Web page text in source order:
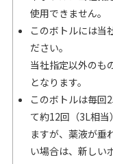
使用できません。
このボトルには当
ださい。
当社指定以外のも
となります。
このボトルは毎回
て約12回（3L相
ますが、薬液が垂
い場合は、新しい